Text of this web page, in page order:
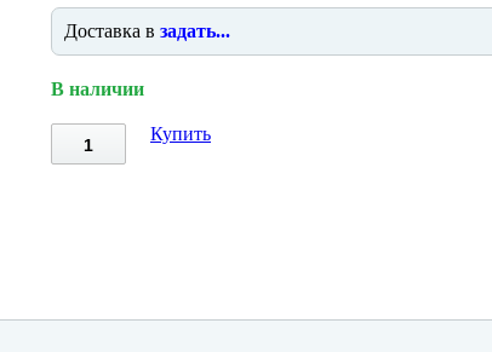
Доставка в задать...
В наличии
Купить